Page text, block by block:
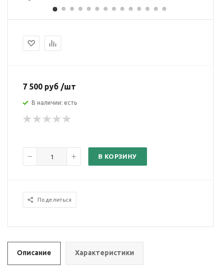
7 500 руб /шт
В наличии: есть
В КОРЗИНУ
Поделиться
Описание Характеристики